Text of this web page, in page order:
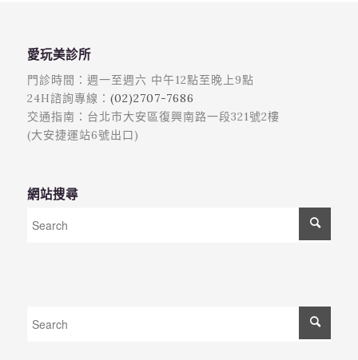
愛玩美診所
門診時間：週一至週六 中午12點至晚上9點
24H諮詢專線： (02)2707-7686
交通指南：台北市大安區復興南路一段321號2樓
(大安捷運站6號出口)
網站搜尋